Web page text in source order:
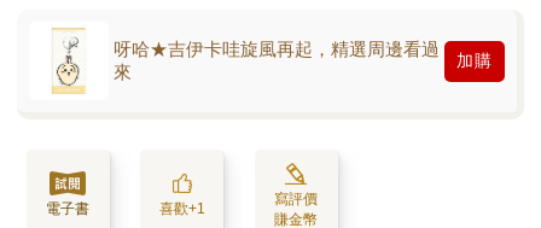
呀哈★吉伊卡哇旋風再起，精選周邊看過
來
加購
電子書 喜歡+1
寫評價
賺金幣